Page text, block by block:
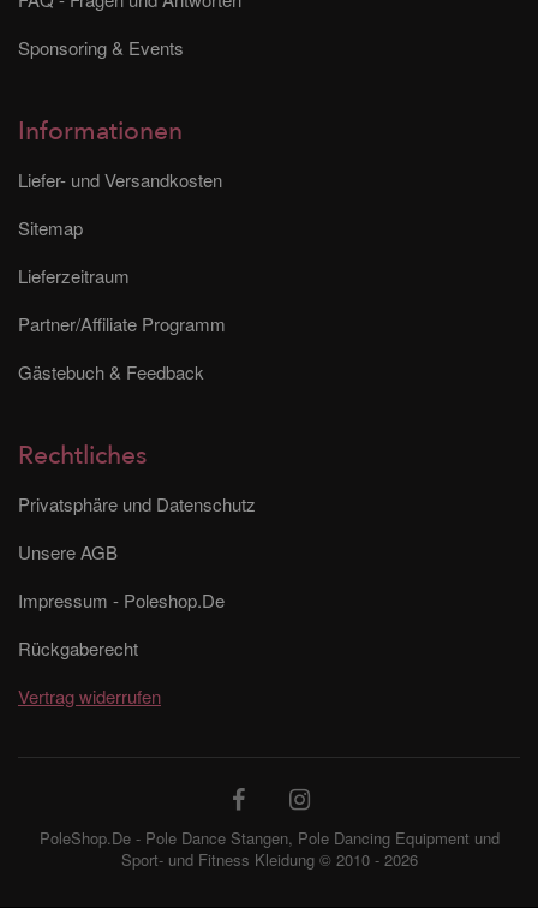
Sponsoring & Events
Informationen
Liefer- und Versandkosten
Sitemap
Lieferzeitraum
Partner/Affiliate Programm
Gästebuch & Feedback
Rechtliches
Privatsphäre und Datenschutz
Unsere AGB
Impressum - Poleshop.De
Rückgaberecht
Vertrag widerrufen
PoleShop.De - Pole Dance Stangen, Pole Dancing Equipment und
Sport- und Fitness Kleidung © 2010 - 2026